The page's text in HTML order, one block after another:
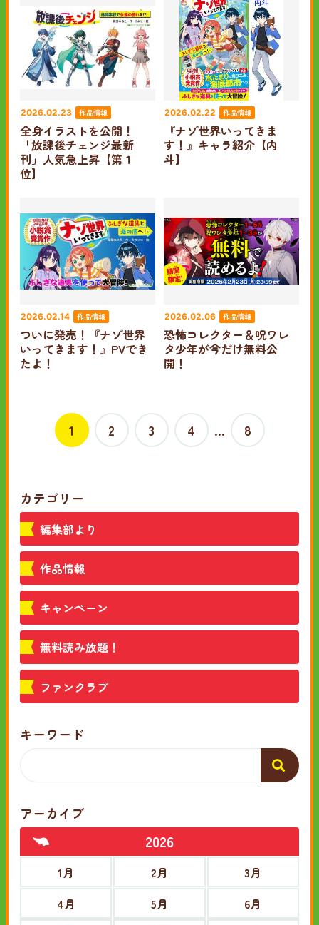
2026.02.23 作品情報
全身イラストを公開！
「放課後チェンジ最新
刊」人気急上昇【第１
位】
2026.02.22 作品情報
『ナゾ世界いってきま
す！』キャラ紹介【内
斗】
2026.02.14 作品情報
ついに発売！『ナゾ世界
いってきます！』PVでき
たよ！
2026.02.06 作品情報
恐怖コレクター＆呪ワレ
タ少年が今だけ無料公
開！
1 2 3 4 … 8
カテゴリー
編集部より
作品情報
キャンペーン
無料読み放題！
ファンクラブ
キーワード
アーカイブ
2026
1月 2月
3月
4月
5月
6月